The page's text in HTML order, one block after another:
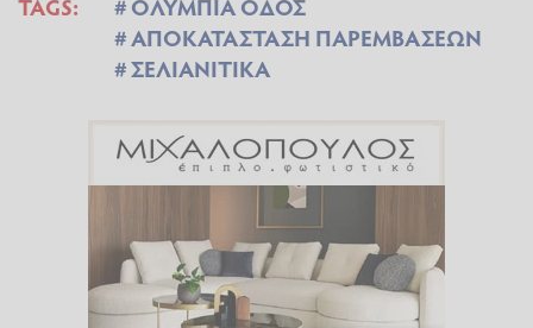
ΑΠΟΚΑΤΑΣΤΑΣΗ ΠΑΡΕΜΒΑΣΕΩΝ
ΣΕΛΙΑΝΙΤΙΚΑ